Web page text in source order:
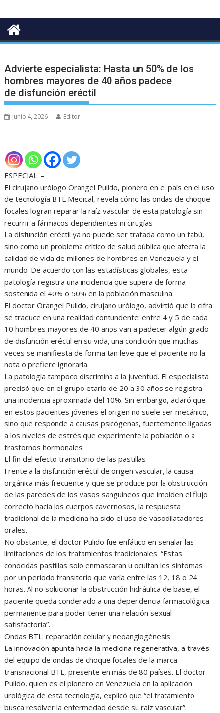
Advierte especialista: Hasta un 50% de los
hombres mayores de 40 años padece
de disfunción eréctil
junio 4, 2026 Editor
ESPECIAL. –
El cirujano urólogo Orangel Pulido, pionero en el país en el uso
de tecnología BTL Medical, revela cómo las ondas de choque
focales logran reparar la raíz vascular de esta patología sin
recurrir a fármacos dependientes ni cirugías
La disfunción eréctil ya no puede ser tratada como un tabú,
sino como un problema crítico de salud pública que afecta la
calidad de vida de millones de hombres en Venezuela y el
mundo. De acuerdo con las estadísticas globales, esta
patología registra una incidencia que supera de forma
sostenida el 40% o 50% en la población masculina.
El doctor Orangel Pulido, cirujano urólogo, advirtió que la cifra
se traduce en una realidad contundente: entre 4 y 5 de cada
10 hombres mayores de 40 años van a padecer algún grado
de disfunción eréctil en su vida, una condición que muchas
veces se manifiesta de forma tan leve que el paciente no la
nota o prefiere ignorarla.
La patología tampoco discrimina a la juventud. El especialista
precisó que en el grupo etario de 20 a 30 años se registra
una incidencia aproximada del 10%. Sin embargo, aclaró que
en estos pacientes jóvenes el origen no suele ser mecánico,
sino que responde a causas psicógenas, fuertemente ligadas
a los niveles de estrés que experimente la población o a
trastornos hormonales.
El fin del efecto transitorio de las pastillas
Frente a la disfunción eréctil de origen vascular, la causa
orgánica más frecuente y que se produce por la obstrucción
de las paredes de los vasos sanguíneos que impiden el flujo
correcto hacia los cuerpos cavernosos, la respuesta
tradicional de la medicina ha sido el uso de vasodilatadores
orales.
No obstante, el doctor Pulido fue enfático en señalar las
limitaciones de los tratamientos tradicionales. “Estas
conocidas pastillas solo enmascaran u ocultan los síntomas
por un período transitorio que varía entre las 12, 18 o 24
horas. Al no solucionar la obstrucción hidráulica de base, el
paciente queda condenado a una dependencia farmacológica
permanente para poder tener una relación sexual
satisfactoria”.
Ondas BTL: reparación celular y neoangiogénesis
La innovación apunta hacia la medicina regenerativa, a través
del equipo de ondas de choque focales de la marca
transnacional BTL, presente en más de 80 países. El doctor
Pulido, quien es el pionero en Venezuela en la aplicación
urológica de esta tecnología, explicó que “el tratamiento
busca resolver la enfermedad desde su raíz vascular”.